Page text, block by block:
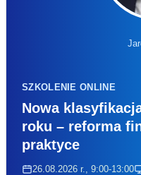
SZKOLENIE ONLINE
Nowa
roku – reforma
praktyce
26.08.2026 r., 9:00-13:00